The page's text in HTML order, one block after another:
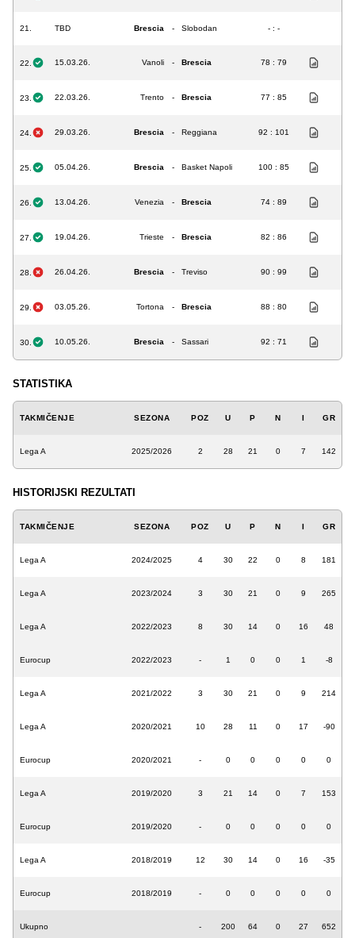
21. TBD Brescia - Slobodan - : -
22. 15.03.26. Vanoli - Brescia 78 : 79
23. 22.03.26. Trento - Brescia 77 : 85
24. 29.03.26. Brescia - Reggiana 92 : 101
25. 05.04.26. Brescia - Basket Napoli 100 : 85
26. 13.04.26. Venezia - Brescia 74 : 89
27. 19.04.26. Trieste - Brescia 82 : 86
28. 26.04.26. Brescia - Treviso 90 : 99
29. 03.05.26. Tortona - Brescia 88 : 80
30. 10.05.26. Brescia - Sassari 92 : 71
STATISTIKA
TAKMIČENJE SEZONA POZ U P N I GR
Lega A 2025/2026 2 28 21 0 7 142
HISTORIJSKI REZULTATI
TAKMIČENJE SEZONA POZ U P N I GR
Lega A 2024/2025 4 30 22 0 8 181
Lega A 2023/2024 3 30 21 0 9 265
Lega A 2022/2023 8 30 14 0 16 48
Eurocup 2022/2023 - 1 0 0 1 -8
Lega A 2021/2022 3 30 21 0 9 214
Lega A 2020/2021 10 28 11 0 17 -90
Eurocup 2020/2021 - 0 0 0 0 0
Lega A 2019/2020 3 21 14 0 7 153
Eurocup 2019/2020 - 0 0 0 0 0
Lega A 2018/2019 12 30 14 0 16 -35
Eurocup 2018/2019 - 0 0 0 0 0
Ukupno - 200 64 0 27 652